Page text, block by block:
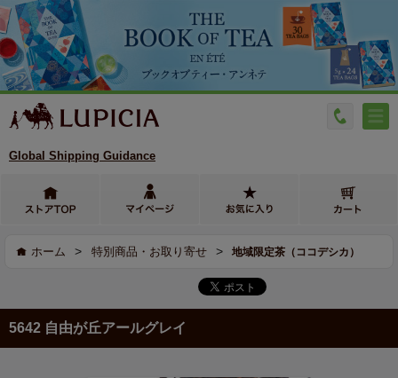
Global Shipping Guidance
ホーム > 特別商品・お取り寄せ > 地域限定茶（ココデシカ）
5642 自由が丘アールグレイ